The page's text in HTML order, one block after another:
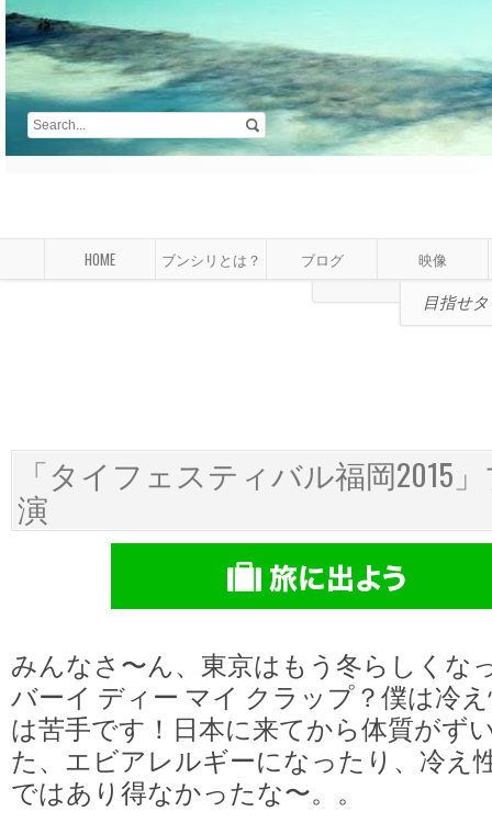
HOME ブンシリとは？ ブログ 映像
目指せ
「タイフェスティバル福岡2015
演
みんなさ〜ん、東京はもう冬らしくな
バーイ ディー マイ クラップ？僕は冷
は苦手です！日本に来てから体質がず
た、エビアレルギーになったり、冷え
ではあり得なかったな〜。。